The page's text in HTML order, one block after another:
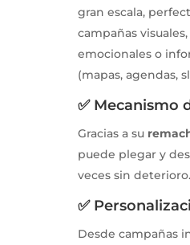
gran escala,
campañas
emocionales o
(mapas, agendas,
✅ Mecanismo
Gracias a su
puede plegar y
veces sin deterioro.
✅
Desde campañas